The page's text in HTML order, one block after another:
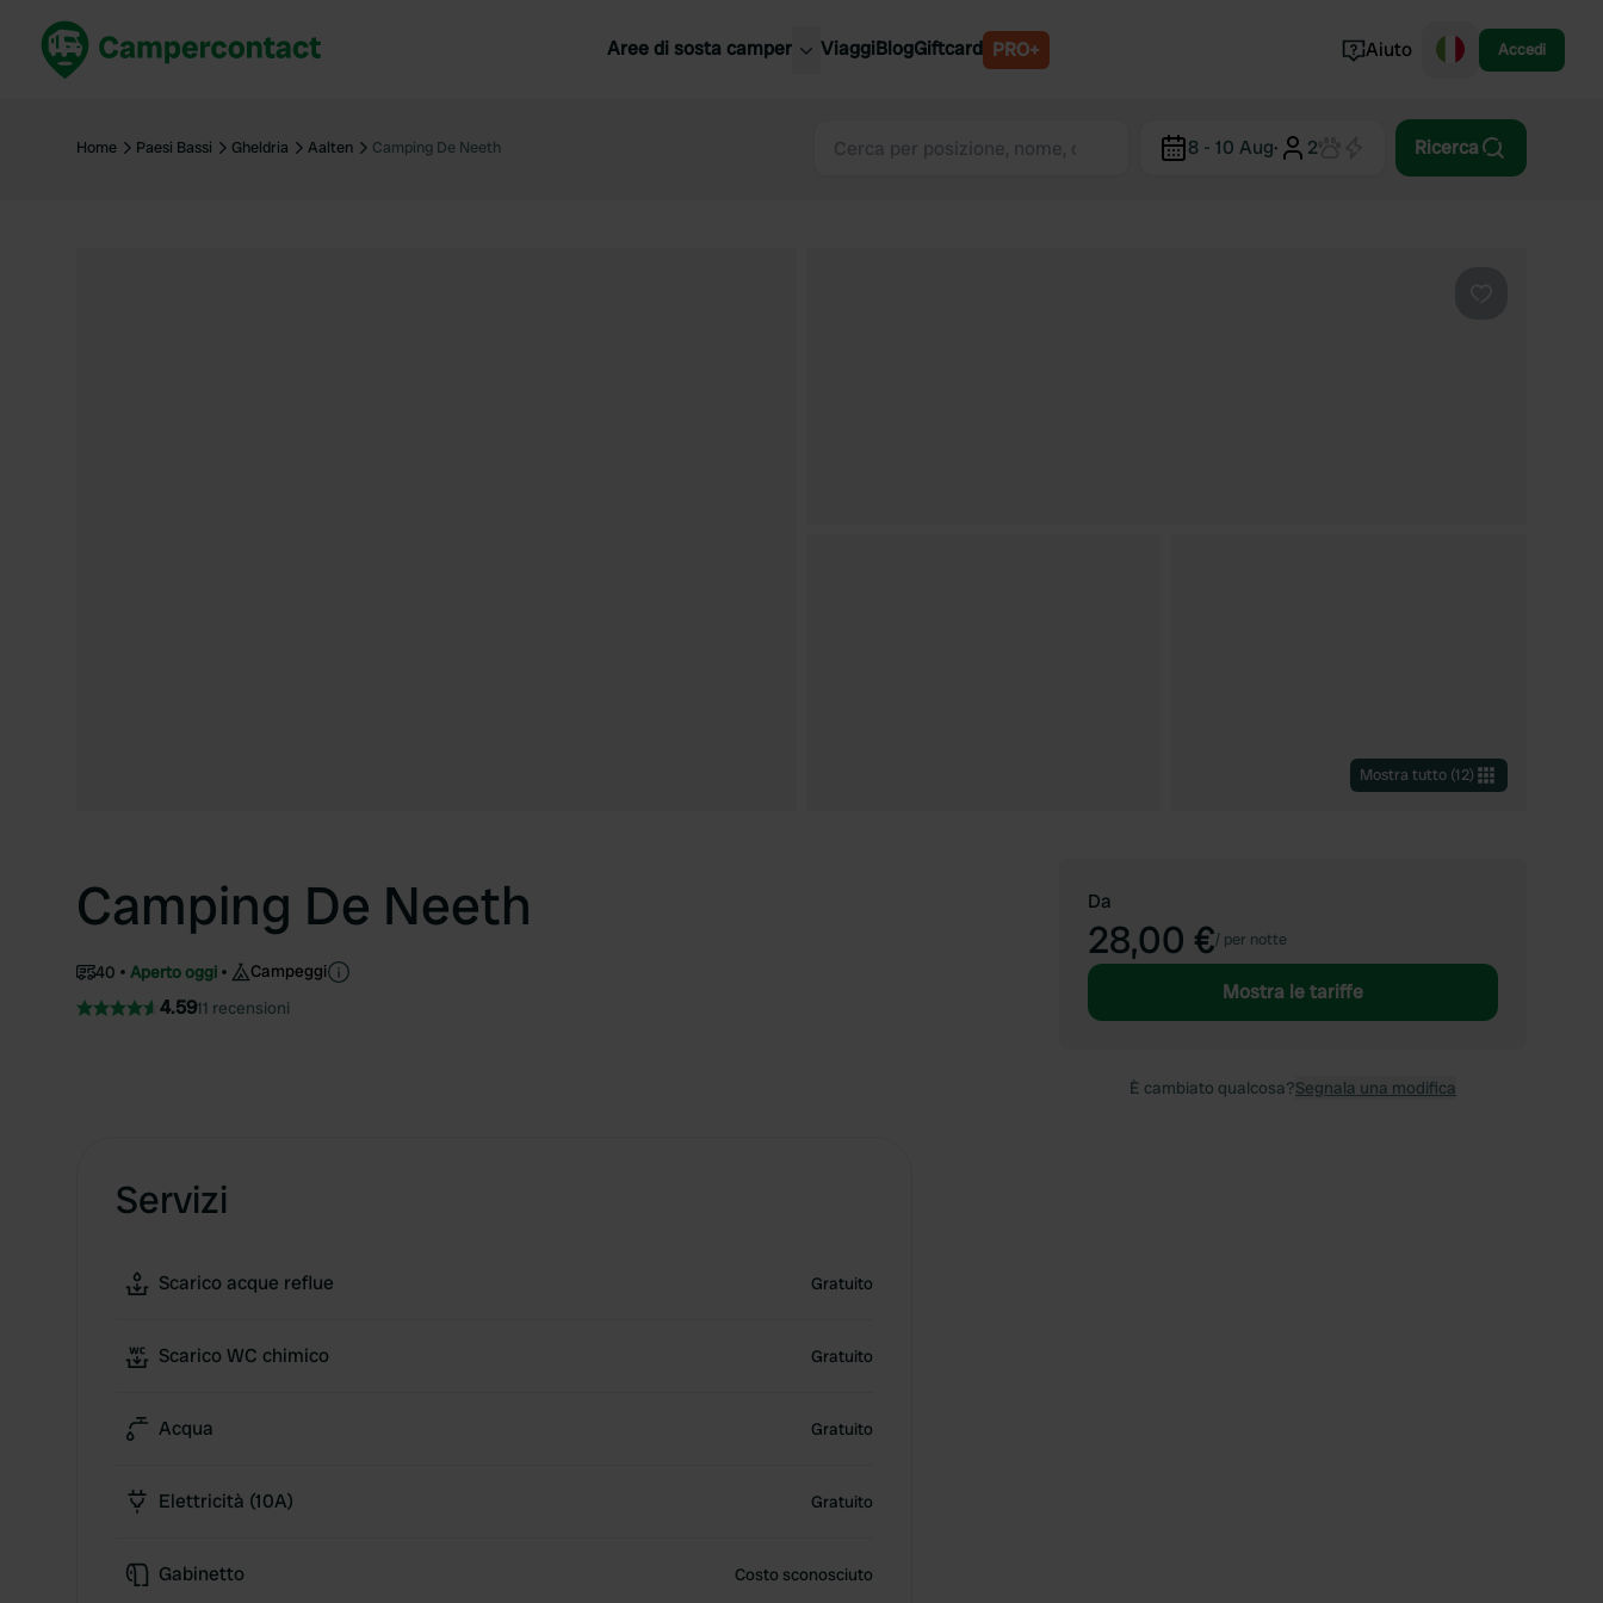
Aree di sosta camper
Italia
Italia
Slovenia
Portogallo
ViaggiBlogGiftcard PRO+ Aiuto Accedi
Home Paesi Bassi Gheldria Aalten Camping De Neeth 8 - 10 Aug· 2 Ricerca
Mostra tutto (12)
Camping De Neeth
40 Aperto oggi Campeggi
4.5911 recensioni
Servizi
Scarico acque reflue Gratuito
Scarico WC chimico Gratuito
Acqua Gratuito
Elettricità (10A) Gratuito
Gabinetto Costo sconosciuto
Da
28,00 €/ per notte
Mostra le tariffe
È cambiato qualcosa?Segnala una modifica